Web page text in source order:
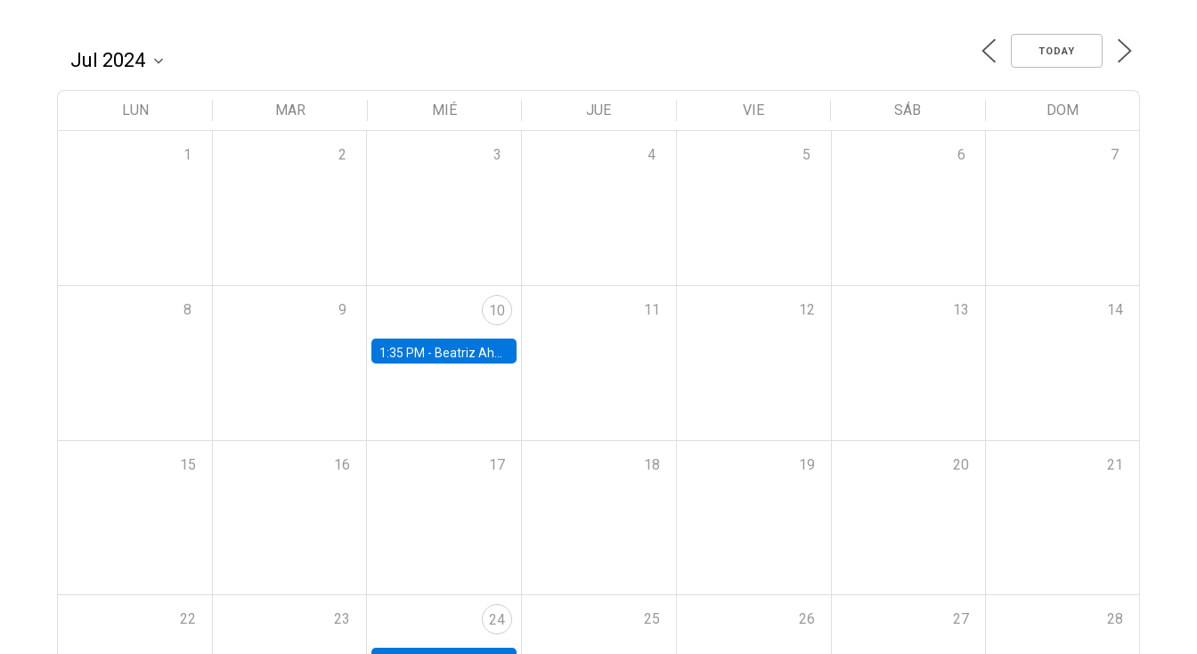
TODAY
LUN MAR MIÉ JUE VIE SÁB DOM
1 2 3 4 5 6 7
8 9 10
1:35 PM - Beatriz Ahumada, PhD candidate, Universidad de Pittsburgh
11 12 13 14
15 16 17 18 19 20 21
22 23 24 25 26 27 28